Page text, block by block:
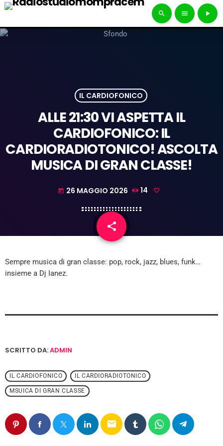
search menu play_arrow
IL CARDIOFONICO
ALLE 21:30 VI ASPETTA IL
CARDIOFONICO: IL
CARDIORADIOTONICO! ASCOLTA
MUSICA DI GRAN CLASSE!
today 26 MAGGIO 2026 14
share
email
Sempre musica di gran classe: pop, rock, jazz, blues, funk…
insieme a Dj Ianez.
SCRITTO DA:ADMIN
IL CARDIOFONICO IL CARDIORADIOTONICO
MSUICA DI GRAN CLASSE
email